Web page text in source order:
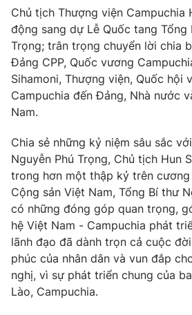
® Cấm sao chép dưới mọi hình thức
thuận bằng văn bản. Ghi rõ nguồn
thông tin từ website này.
Chủ tịch Thượng viện Campuchia
động sang dự Lễ Quốc tang Tổng
Trọng; trân trọng chuyển lời chia
Đảng CPP, Quốc vương
Sihamoni, Thượng viện, Quốc hội
Campuchia đến Đảng, Nhà nước
Nam.
Chia sẻ những kỷ niệm sâu sắc
Nguyễn Phú Trọng, Chủ tịch Hun
trong hơn một thập kỷ trên
Cộng sản Việt Nam, Tổng Bí thư
có những đóng góp quan trọng,
hệ Việt Nam - Campuchia phát
lãnh đạo đã dành trọn cả cuộc
phúc của nhân dân và vun đắp
nghị, vì sự phát triển chung của
Lào, Campuchia.